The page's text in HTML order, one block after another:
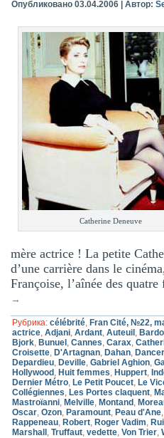
Опубликовано 03.04.2006 |Автор:
Catherine Deneuve
mère actrice ! La petite
d’une carrière dans le
Françoise, l’aînée des
→
Рубрика: célébrité, Fran Cité, №22,
actrice,Adjani,Ardant,Auteuil ,
Bjork, Bunuel ,Cannes,Carax,
Croisette, D'Artagnan, Dahan,
Depardieu, Deville,Gabriel Aghion,
Hollywood , Huit femmes, Huppert,
Dernier Métro, Le Petit Poucet, Le
Collégiennes, Les Portes claquent,
Mastroïanni, Melville, Montand ,
Oscar,Ozon, Paramount, Peau d'Ane,
Rappeneau, Robert, Roger Vadim,
Marshall ,Truffaut,vedette,Von Trier,